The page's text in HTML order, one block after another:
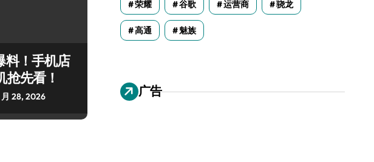
料！手机店
抢先看！
28, 2026
荣耀 谷歌 运营商 骁龙
高通 魅族
广告